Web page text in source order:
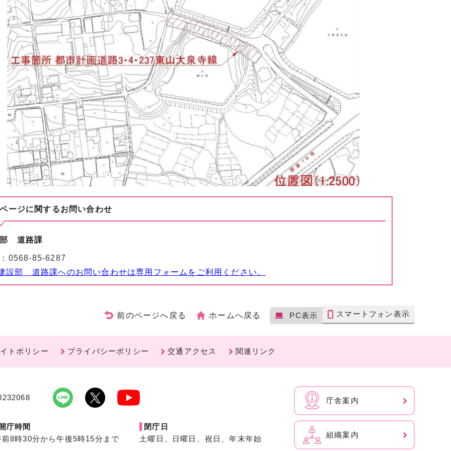
ージに関するお問い合わせ
道路課
0568-85-6287
設部 道路課へのお問い合わせは専用フォームをご利用ください。
前のページへ戻る ホームへ戻る PC表示 スマートフォン表示
トポリシー プライバシーポリシー 交通アクセス 関連リンク
庁時間
前8時30分から午後5時15分まで
閉庁日
土曜日、日曜日、祝日、年末年始
庁舎案内
組織案内